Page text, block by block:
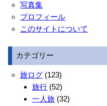
写真集
プロフィール
このサイトについて
カテゴリー
旅ログ (123)
旅行 (52)
一人旅 (32)